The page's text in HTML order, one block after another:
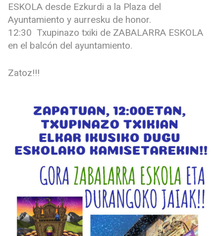
ESKOLA desde Ezkurdi a la Plaza del
Ayuntamiento y aurresku de honor.
12:30 Txupinazo txiki de ZABALARRA ESKOLA
en el balcón del ayuntamiento.
Zatoz!!!